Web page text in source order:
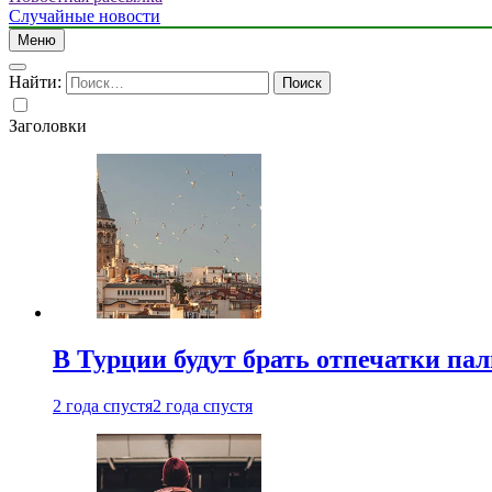
Случайные новости
Меню
Найти:
Заголовки
В Турции будут брать отпечатки
2 года спустя2 года спустя